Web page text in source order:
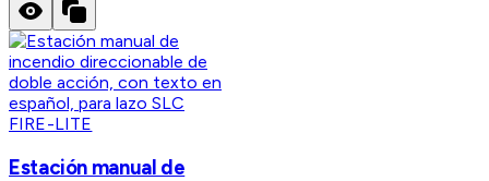
FIRE-LITE
Estación manual de